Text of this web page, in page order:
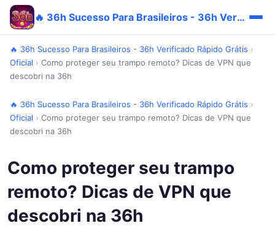
🔥 36h Sucesso Para Brasileiros - 36h Verificado Rápido Grátis
🔥 36h Sucesso Para Brasileiros - 36h Verificado Rápido Grátis ›
Oficial › Como proteger seu trampo remoto? Dicas de VPN que
descobri na 36h
🔥 36h Sucesso Para Brasileiros - 36h Verificado Rápido Grátis ›
Oficial › Como proteger seu trampo remoto? Dicas de VPN que
descobri na 36h
Como proteger seu trampo
remoto? Dicas de VPN que
descobri na 36h